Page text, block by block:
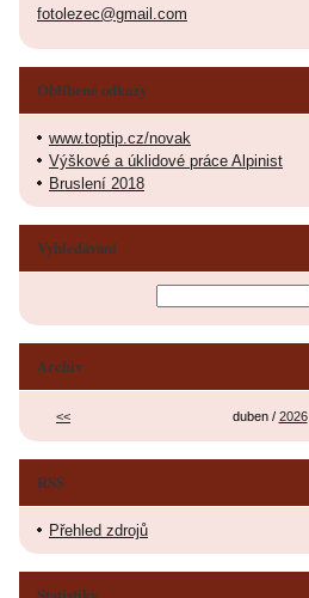
fotolezec@gmail.com
Oblíbené odkazy
www.toptip.cz/novak
Výškové a úklidové práce Alpinist
Bruslení 2018
Vyhledávání
Archiv
<< duben / 2026
RSS
Přehled zdrojů